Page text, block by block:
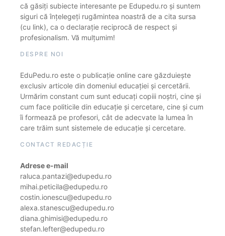
că găsiți subiecte interesante pe Edupedu.ro și suntem
siguri că înțelegeți rugămintea noastră de a cita sursa
(cu link), ca o declarație reciprocă de respect și
profesionalism. Vă mulțumim!
DESPRE NOI
EduPedu.ro este o publicație online care găzduiește
exclusiv articole din domeniul educației și cercetării.
Urmărim constant cum sunt educați copiii noștri, cine și
cum face politicile din educație și cercetare, cine și cum
îi formează pe profesori, cât de adecvate la lumea în
care trăim sunt sistemele de educație și cercetare.
CONTACT REDACȚIE
Adrese e-mail
raluca.pantazi@edupedu.ro
mihai.peticila@edupedu.ro
costin.ionescu@edupedu.ro
alexa.stanescu@edupedu.ro
diana.ghimisi@edupedu.ro
stefan.lefter@edupedu.ro